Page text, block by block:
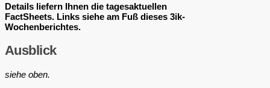
Details liefern Ihnen die tagesaktuellen
FactSheets. Links siehe am Fuß dieses 3ik-
Wochenberichtes.
Ausblick
siehe oben.